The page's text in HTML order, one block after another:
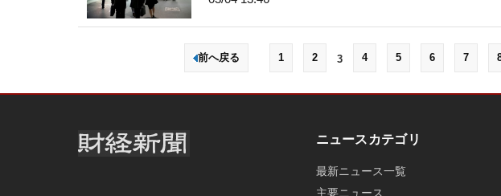
前へ戻る 1 2 3 4 5 6 7
ニュースカテゴリ
最新ニュース一覧
主要ニュース